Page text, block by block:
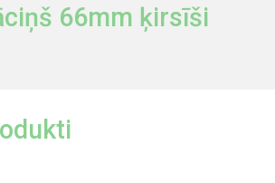
66mm ķirsīši